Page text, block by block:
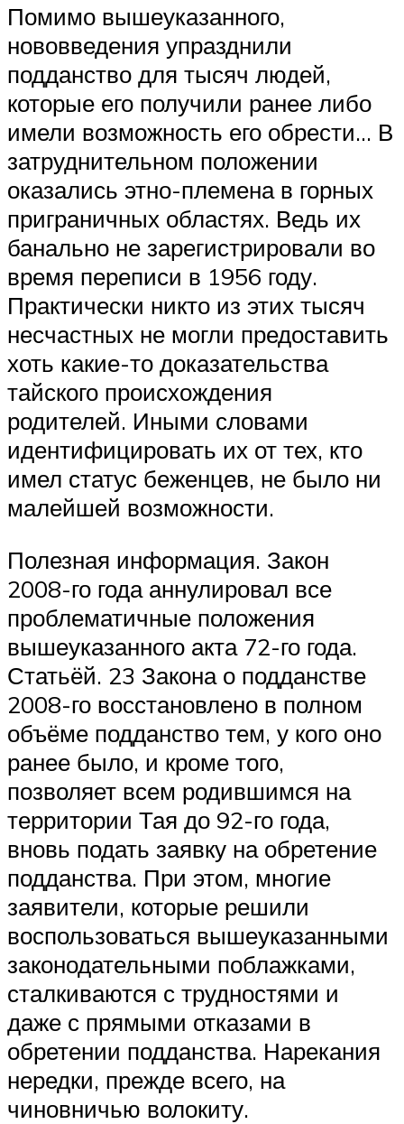
Помимо вышеуказанного,
нововведения упразднили
подданство для тысяч людей,
которые его получили ранее либо
имели возможность его обрести… В
затруднительном положении
оказались этно-племена в горных
приграничных областях. Ведь их
банально не зарегистрировали во
время переписи в 1956 году.
Практически никто из этих тысяч
несчастных не могли предоставить
хоть какие-то доказательства
тайского происхождения
родителей. Иными словами
идентифицировать их от тех, кто
имел статус беженцев, не было ни
малейшей возможности.
Полезная информация. Закон
2008-го года аннулировал все
проблематичные положения
вышеуказанного акта 72-го года.
Статьёй. 23 Закона о подданстве
2008-го восстановлено в полном
объёме подданство тем, у кого оно
ранее было, и кроме того,
позволяет всем родившимся на
территории Тая до 92-го года,
вновь подать заявку на обретение
подданства. При этом, многие
заявители, которые решили
воспользоваться вышеуказанными
законодательными поблажками,
сталкиваются с трудностями и
даже с прямыми отказами в
обретении подданства. Нарекания
нередки, прежде всего, на
чиновничью волокиту.